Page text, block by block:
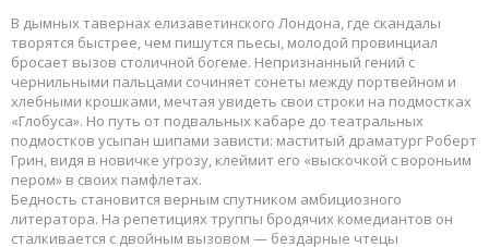
В дымных тавернах елизаветинского Лондона, где скандалы
творятся быстрее, чем пишутся пьесы, молодой провинциал
бросает вызов столичной богеме. Непризнанный гений с
чернильными пальцами сочиняет сонеты между портвейном и
хлебными крошками, мечтая увидеть свои строки на подмостках
«Глобуса». Но путь от подвальных кабаре до театральных
подмостков усыпан шипами зависти: маститый драматург Роберт
Грин, видя в новичке угрозу, клеймит его «выскочкой с вороньим
пером» в своих памфлетах.
Бедность становится верным спутником амбициозного
литератора. На репетициях труппы бродячих комедиантов он
сталкивается с двойным вызовом — бездарные чтецы